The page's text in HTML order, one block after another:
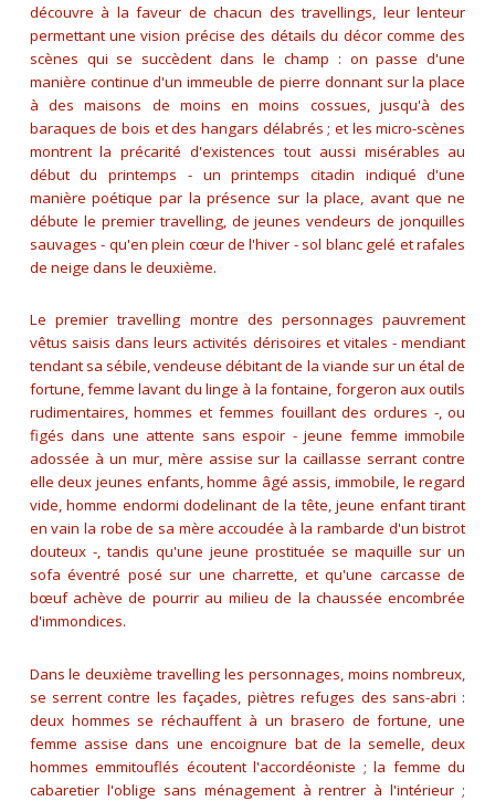
découvre à la faveur de chacun des travellings, leur lenteur
permettant une vision précise des détails du décor comme des
scènes qui se succèdent dans le champ : on passe d'une
manière continue d'un immeuble de pierre donnant sur la place
à des maisons de moins en moins cossues, jusqu'à des
baraques de bois et des hangars délabrés ; et les micro-scènes
montrent la précarité d'existences tout aussi misérables au
début du printemps - un printemps citadin indiqué d'une
manière poétique par la présence sur la place, avant que ne
débute le premier travelling, de jeunes vendeurs de jonquilles
sauvages - qu'en plein cœur de l'hiver - sol blanc gelé et rafales
de neige dans le deuxième.
Le premier travelling montre des personnages pauvrement
vêtus saisis dans leurs activités dérisoires et vitales - mendiant
tendant sa sébile, vendeuse débitant de la viande sur un étal de
fortune, femme lavant du linge à la fontaine, forgeron aux outils
rudimentaires, hommes et femmes fouillant des ordures -, ou
figés dans une attente sans espoir - jeune femme immobile
adossée à un mur, mère assise sur la caillasse serrant contre
elle deux jeunes enfants, homme âgé assis, immobile, le regard
vide, homme endormi dodelinant de la tête, jeune enfant tirant
en vain la robe de sa mère accoudée à la rambarde d'un bistrot
douteux -, tandis qu'une jeune prostituée se maquille sur un
sofa éventré posé sur une charrette, et qu'une carcasse de
bœuf achève de pourrir au milieu de la chaussée encombrée
d'immondices.
Dans le deuxième travelling les personnages, moins nombreux,
se serrent contre les façades, piètres refuges des sans-abri :
deux hommes se réchauffent à un brasero de fortune, une
femme assise dans une encoignure bat de la semelle, deux
hommes emmitouflés écoutent l'accordéoniste ; la femme du
cabaretier l'oblige sans ménagement à rentrer à l'intérieur ;